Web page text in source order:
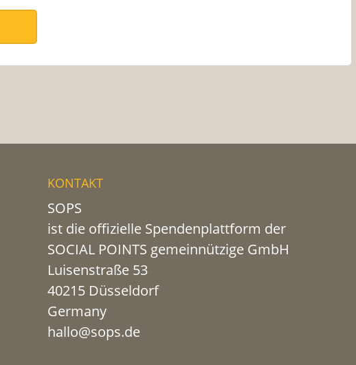
KONTAKT
SOPS
ist die offizielle Spendenplattform der
SOCIAL POINTS gemeinnützige GmbH
Luisenstraße 53
40215 Düsseldorf
Germany
hallo@sops.de